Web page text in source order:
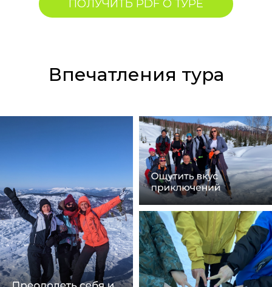
ПОЛУЧИТЬ PDF О ТУРЕ
Впечатления тура